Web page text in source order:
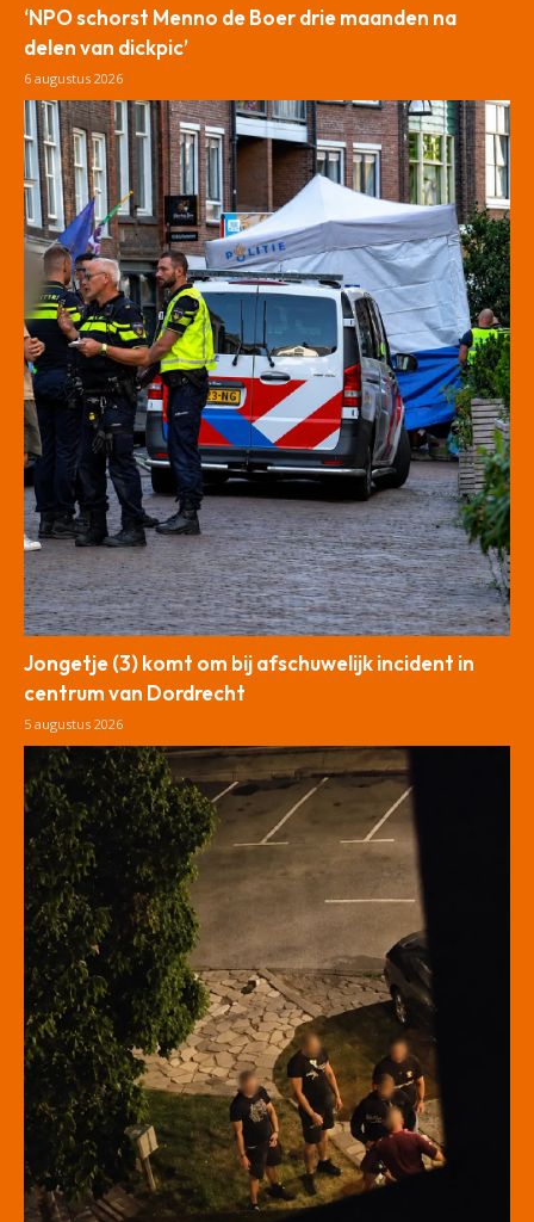
‘NPO schorst Menno de Boer drie maanden na
delen van dickpic’
6 augustus 2026
Jongetje (3) komt om bij afschuwelijk incident in
centrum van Dordrecht
5 augustus 2026